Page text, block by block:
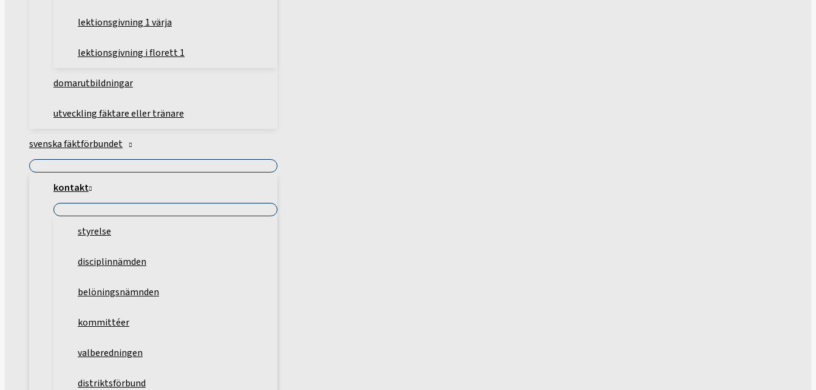
lektionsgivning 1 värja
lektionsgivning i florett 1
domarutbildningar
utveckling fäktare eller tränare
svenska fäktförbundet
kontakt
styrelse
disciplinnämden
belöningsnämnden
kommittéer
valberedningen
distriktsförbund